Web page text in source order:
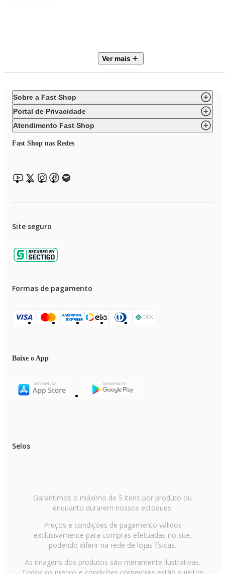
Peso sem Embalagem: 2,95 Kg
Ver mais
Sobre a Fast Shop
Portal de Privacidade
Atendimento Fast Shop
Fast Shop nas Redes
Site seguro
Formas de pagamento
Baixe o App
Selos
Garantimos o máximo de 5 itens por produto ou
enquanto durarem nossos estoques.
Preços e condições de pagamento válidos
exclusivamente para compras efetuadas no site,
podendo diferir na rede de lojas físicas.
As imagens dos produtos são meramente ilustrativas.